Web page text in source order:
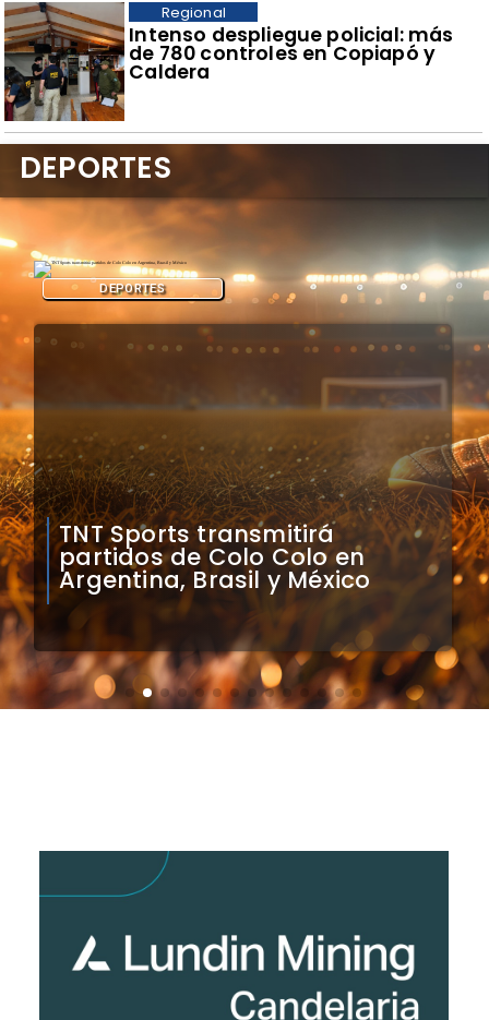
Intenso despliegue policial: más
de 780 controles en Copiapó y
Caldera
Regional
Mauricio Pinilla compara a
Colo Colo con Real Madrid de
Sudamérica
DEPORTES
DEPORTES